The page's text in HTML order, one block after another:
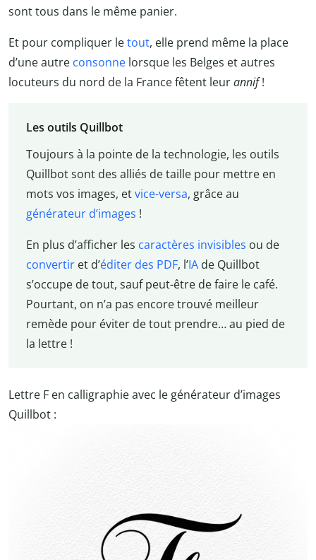
sont tous dans le même panier.
Et pour compliquer letout, elle prend même la place
d’une autre consonne lorsque les Belges et autres
locuteurs du nord de la France fêtent leurannif!
Les outils Quillbot
Toujours à la pointe de la technologie, les outils
Quillbot sont des alliés de taille pour mettre en
mots vos images, etvice-versa, grâce au
générateur d’images !
En plus d’afficher les caractères invisibles ou de
convertiret d’éditer des PDF, l’IAde Quillbot
s’occupe de tout, sauf peut-être de faire le café.
Pourtant, on n’a pas encore trouvé meilleur
remède pour éviter de tout prendre… au pied de
la lettre !
Lettre F en calligraphie avec le générateur d’images
Quillbot :